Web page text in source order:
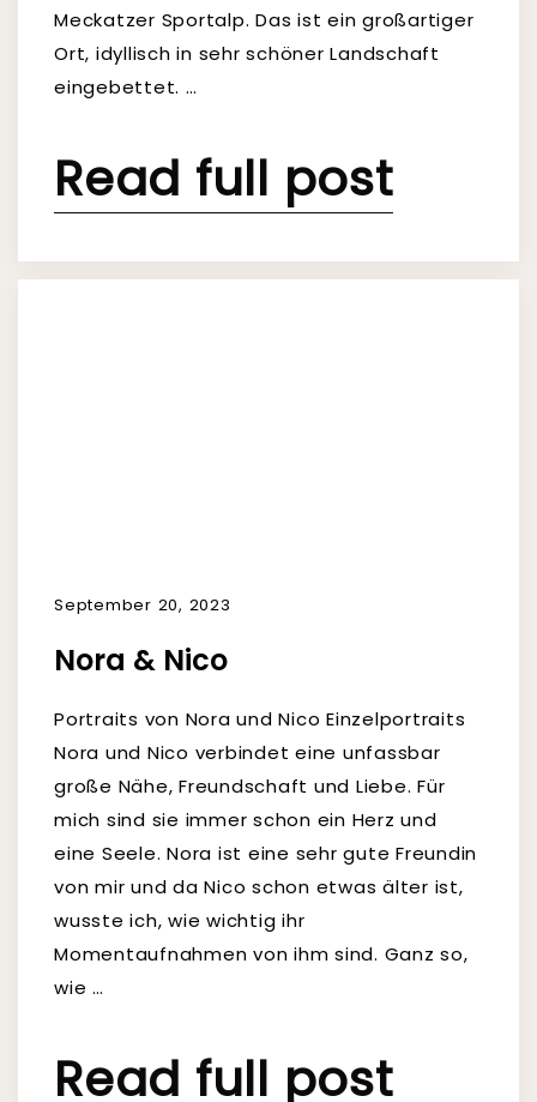
Meckatzer Sportalp. Das ist ein großartiger
Ort, idyllisch in sehr schöner Landschaft
eingebettet. …
Read full post
September 20, 2023
Nora & Nico
Portraits von Nora und Nico Einzelportraits
Nora und Nico verbindet eine unfassbar
große Nähe, Freundschaft und Liebe. Für
mich sind sie immer schon ein Herz und
eine Seele. Nora ist eine sehr gute Freundin
von mir und da Nico schon etwas älter ist,
wusste ich, wie wichtig ihr
Momentaufnahmen von ihm sind. Ganz so,
wie …
Read full post